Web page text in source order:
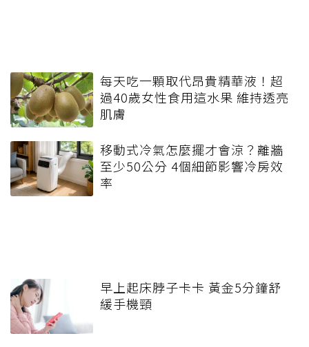
每天吃一顆取代昂貴精華液！超
過40歲女性食用這水果 維持透亮
肌膚
移動式冷氣怎麼擺才會涼？離牆
至少50公分 4個細節影響冷房效
率
早上起床脖子卡卡 黃金5分鐘舒
緩手機頸